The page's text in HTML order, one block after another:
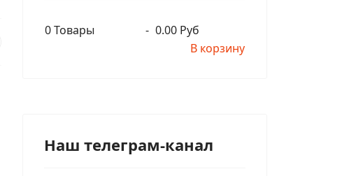
0Товары - 0.00 Руб
В корзину
Наш телеграм-канал